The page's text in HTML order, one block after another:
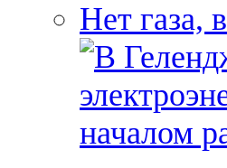
Нет газа,